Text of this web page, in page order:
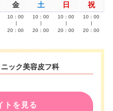
金 土 日 祝
10：00
20：00
10：00
20：00
10：00
20：00
10：00
20：00
ック美容皮フ科
トを見る